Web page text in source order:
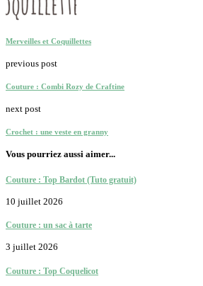
Merveilles et Coquillettes
previous post
Couture : Combi Rozy de Craftine
next post
Crochet : une veste en granny
Vous pourriez aussi aimer...
Couture : Top Bardot (Tuto gratuit)
10 juillet 2026
Couture : un sac à tarte
3 juillet 2026
Couture : Top Coquelicot